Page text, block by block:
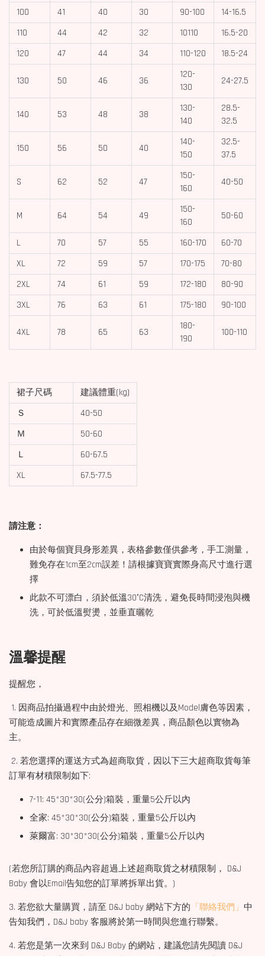
100 41 40 30 90-100
14-16.5
110
44 42 32 10110
16.5-20
120
47 44 34 110-120 18.5-24
130 50 46 36
120-
130
24-27.5
140 53 48 38
130-
140
28.5-
32.5
150 56 50 40
140-
150
32.5-
37.5
S 62 52 47
150-
160
40-50
M 64 54 49
150-
160
50-60
L 70 57 55 160-170
60-70
XL
72 59 57 170-175
70-80
2XL
74 61 59 172-180
80-90
3XL
76 63 61 175-180 90-100
4XL 78 65 63
180-
190
100-110
裙子尺碼
建議體重(kg)
Ｓ
40-50
Ｍ
50-60
Ｌ
60-67.5
XL
67.5-77.5
請注意：
由於每個寶貝身形差異，表格參數僅供參考，手工測量，
難免存在1cm至2cm誤差！請根據寶寶實際身高尺寸進行選
擇
此款不可漂白，須於低溫30°C清洗，避免長時間浸泡與機
洗，可於低溫熨燙，並垂直曬乾
溫馨提醒
提醒您，
1. 因商品拍攝過程中由於燈光、照相機以及Model膚色等因素，
可能造成圖片和實際產品存在細微差異，商品顏色以實物為
主。
2. 若您選擇的運送方式為超商取貨，因以下三大超商取貨每筆
訂單有材積限制如下:
7-11: 45*30*30(公分)箱裝，重量5公斤以內
全家: 45*30*30(公分)箱裝，重量5公斤以內
萊爾富: 30*30*30(公分)箱裝，重量5公斤以內
(若您所訂購的商品內容超過上述超商取貨之材積限制， D&J
Baby 會以Email告知您的訂單將拆單出貨。)
3. 若您欲大量購買，請至 D&J baby 網站下方的 「聯絡我們」 中
告知我們，D&J baby 客服將於第一時間與您進行聯繫。
4. 若您是第一次來到 D&J Baby 的網站，建議您請先閱讀 D&J